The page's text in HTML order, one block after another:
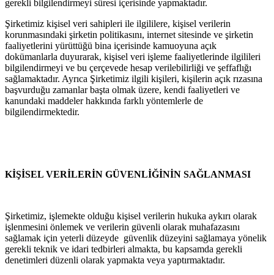
gerekli bilgilendirmeyi süresi içerisinde yapmaktadır.
Şirketimiz kişisel veri sahipleri ile ilgililere, kişisel verilerin
korunmasındaki şirketin politikasını, internet sitesinde ve şirketin
faaliyetlerini yürüttüğü bina içerisinde kamuoyuna açık
dokümanlarla duyurarak, kişisel veri işleme faaliyetlerinde ilgilileri
bilgilendirmeyi ve bu çerçevede hesap verilebilirliği ve şeffaflığı
sağlamaktadır. Ayrıca Şirketimiz ilgili kişileri, kişilerin açık rızasına
başvurduğu zamanlar başta olmak üzere, kendi faaliyetleri ve
kanundaki maddeler hakkında farklı yöntemlerle de
bilgilendirmektedir.
KİŞİSEL VERİLERİN GÜVENLİĞİNİN SAĞLANMASI
Şirketimiz, işlemekte olduğu kişisel verilerin hukuka aykırı olarak
işlenmesini önlemek ve verilerin güvenli olarak muhafazasını
sağlamak için yeterli düzeyde güvenlik düzeyini sağlamaya yönelik
gerekli teknik ve idari tedbirleri almakta, bu kapsamda gerekli
denetimleri düzenli olarak yapmakta veya yaptırmaktadır.